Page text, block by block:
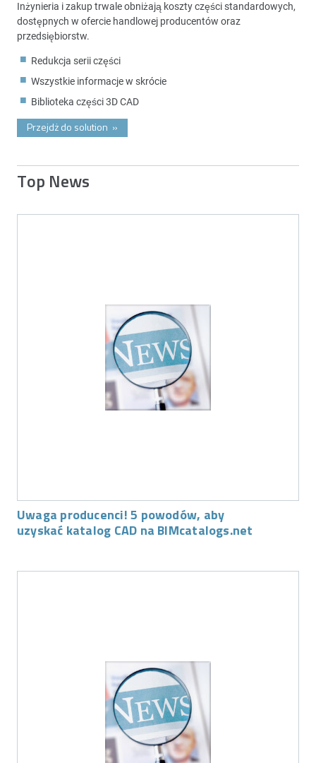
Inżynieria i zakup trwale obniżają koszty części standardowych,
dostępnych w ofercie handlowej producentów oraz
przedsiębiorstw.
Redukcja serii części
Wszystkie informacje w skrócie
Biblioteka części 3D CAD
Przejdż do solution »
Top News
Uwaga producenci! 5 powodów, aby
uzyskać katalog CAD na BIMcatalogs.net